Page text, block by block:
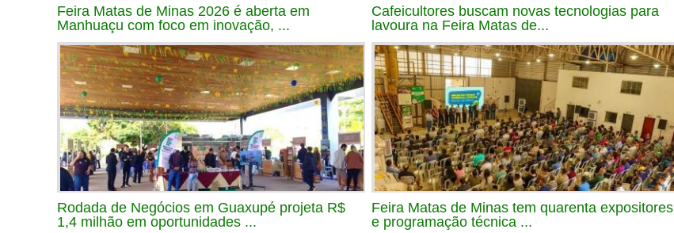
Feira Matas de Minas 2026 é aberta em
Manhuaçu com foco em inovação, ...
Cafeicultores buscam novas tecnologias para
lavoura na Feira Matas de...
Rodada de Negócios em Guaxupé projeta R$
1,4 milhão em oportunidades ...
Feira Matas de Minas tem quarenta expositores
e programação técnica ...